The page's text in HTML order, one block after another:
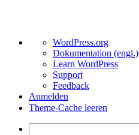
Über
WordPress
WordPress.org
Dokumentation (engl.)
Learn WordPress
Support
Feedback
Anmelden
Theme-Cache leeren